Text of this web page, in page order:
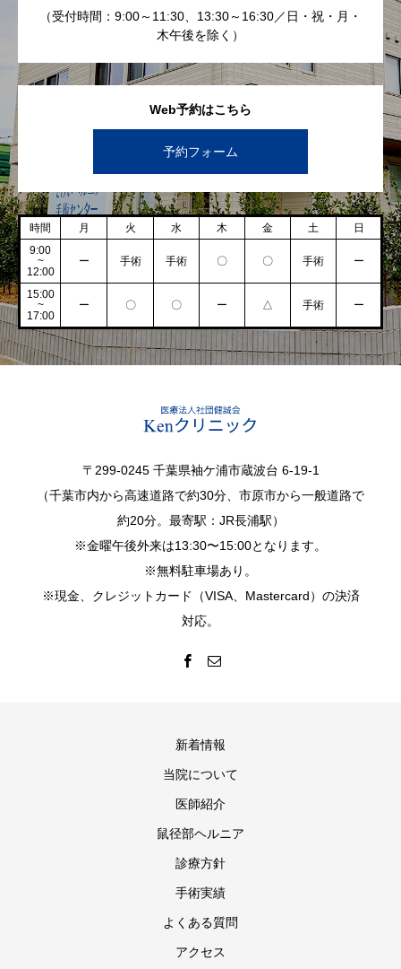
Web予約はこちら
予約フォーム
（受付時間：9:00～11:30、13:30～16:30／日・祝・月・
木午後を除く）
時間 月 火 水 木 金 土
日
9:00
~
12:00
ー 手術 手術 〇 〇 手術 ー
15:00
~
17:00
ー 〇 〇 ー △ 手術 ー
〒299-0245 千葉県袖ケ浦市蔵波台 6-19-1
（千葉市内から高速道路で約30分、市原市から一般道路で
約20分。最寄駅：JR長浦駅）
※金曜午後外来は13:30〜15:00となります。
※無料駐車場あり。
※現金、クレジットカード（VISA、Mastercard）の決済
対応。
新着情報
当院について
医師紹介
鼠径部ヘルニア
診療方針
手術実績
よくある質問
アクセス